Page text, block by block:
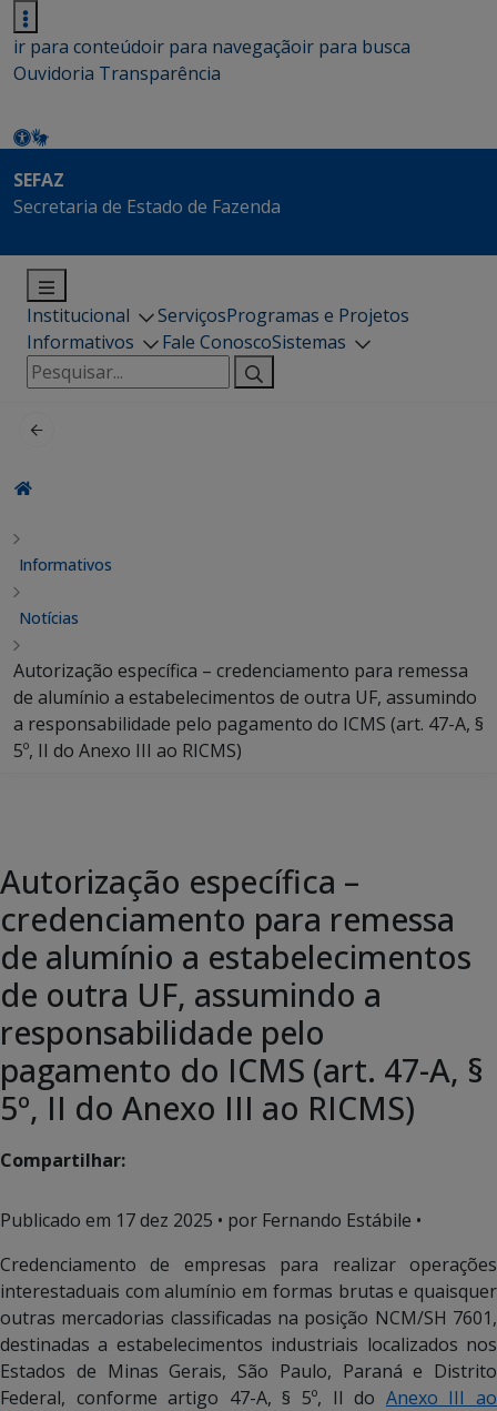
ir para conteúdoir para navegaçãoir para busca
Ouvidoria Transparência
SEFAZ
Secretaria de Estado de Fazenda
Institucional ServiçosProgramas e Projetos
Informativos
Fale ConoscoSistemas
Pesquisar
por:
Informativos
Notícias
Autorização específica – credenciamento para remessa
de alumínio a estabelecimentos de outra UF, assumindo
a responsabilidade pelo pagamento do ICMS (art. 47-A, §
5º, II do Anexo III ao RICMS)
Autorização específica –
credenciamento para remessa
de alumínio a estabelecimentos
de outra UF, assumindo a
responsabilidade pelo
pagamento do ICMS (art. 47-A, §
5º, II do Anexo III ao RICMS)
Compartilhar:
Publicado em 17 dez 2025 • por Fernando Estábile •
Credenciamento de empresas para realizar operações
interestaduais com alumínio em formas brutas e quaisquer
outras mercadorias classificadas na posição NCM/SH 7601,
destinadas a estabelecimentos industriais localizados nos
Estados de Minas Gerais, São Paulo, Paraná e Distrito
Federal, conforme artigo 47-A, § 5º, II do Anexo III ao